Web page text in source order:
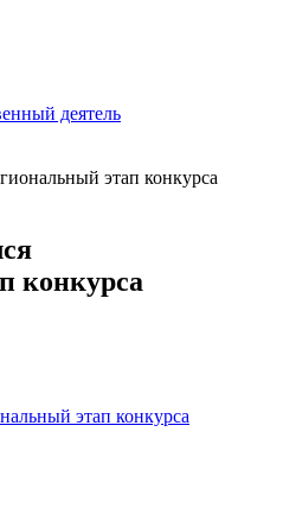
деятель
этап конкурса
конкурса